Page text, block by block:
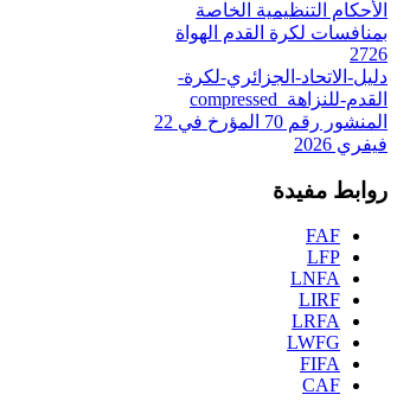
الأحكام التنظيمية الخاصة
بمنافسات لكرة القدم الهواة
2726
دليل-الاتحاد-الجزائري-لكرة-
القدم-للنزاهة_compressed
المنشور رقم 70 المؤرخ في 22
فيفري 2026
روابط مفيدة
FAF
LFP
LNFA
LIRF
LRFA
LWFG
FIFA
CAF